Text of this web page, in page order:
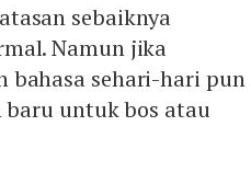
sebaiknya
Namun jika
bahasa sehari-hari pun
untuk bos atau